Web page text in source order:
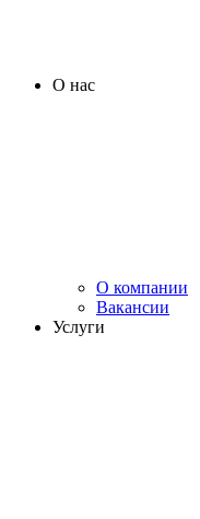
О нас
О компании
Вакансии
Услуги